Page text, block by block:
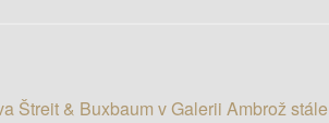
Štreit & Buxbaum v Galerii Ambrož stále